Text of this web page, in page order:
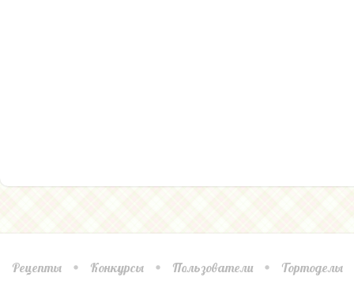
Рецепты Конкурсы Пользователи Тортоделы